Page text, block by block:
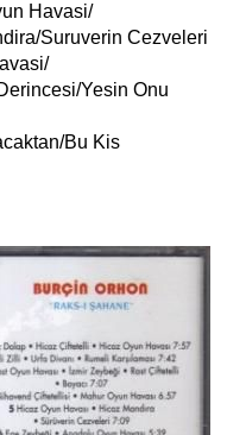
Havasi/
Suruverin Cezveleri
Yesin Onu
Bu Kis